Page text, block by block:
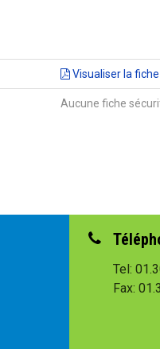
Visualiser la
Aucune fiche
Tel:
Fax: